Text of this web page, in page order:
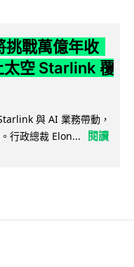
戰萬億年收
太空 Starlink 覆
與 AI 業務帶動，
行政總裁 Elon...
閱讀